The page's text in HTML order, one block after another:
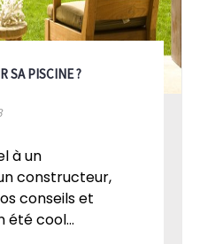
SA PISCINE ?
à un
constructeur,
conseils et
été cool...